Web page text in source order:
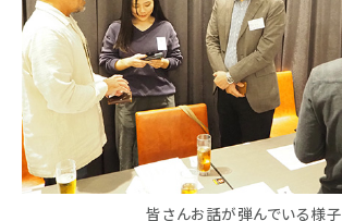
皆さんお話が弾んでいる様子